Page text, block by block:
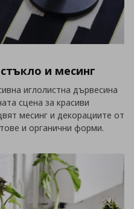
и месинг
иглолистна дървесина
сцена за красиви
месинг и декорациите от
и органични форми.